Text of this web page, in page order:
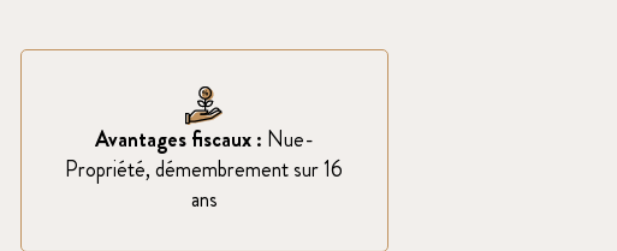
Avantages fiscaux : Nue-
Propriété, démembrement sur 16
ans